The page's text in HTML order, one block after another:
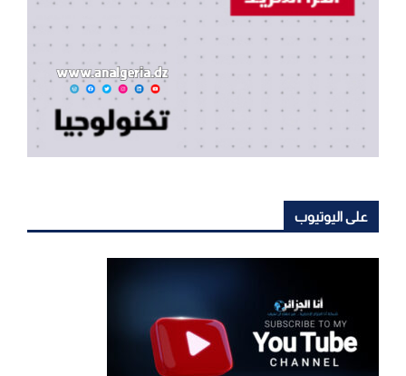
على اليوتيوب